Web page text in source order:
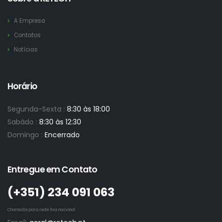
A Empresa
Contatos
Notícias
Horário
Segunda-Sexta : 8:30 às 18:00
Sabádo : 8:30 às 12:30
Domingo : Encerrado
Entregue em Contato
(+351)­ 234 091 063
Chamada para rede fixa nacional